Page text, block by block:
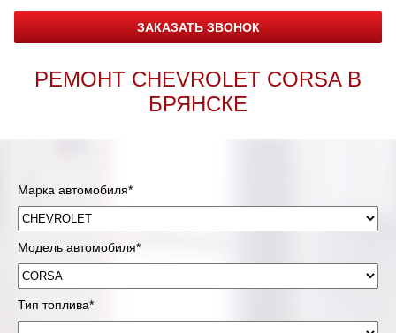
ЗАКАЗАТЬ ЗВОНОК
РЕМОНТ CHEVROLET CORSA В
БРЯНСКЕ
Марка автомобиля*
Модель автомобиля*
Тип топлива*